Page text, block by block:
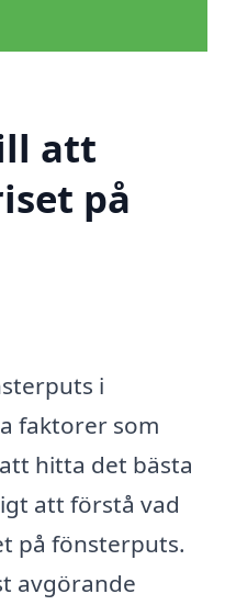
att
på
i
faktorer som
hitta det bästa
att förstå vad
på fönsterputs.
avgörande